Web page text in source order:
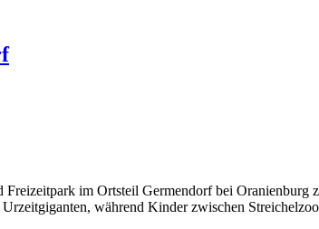
im Ortsteil Germendorf bei
während Kinder zwischen